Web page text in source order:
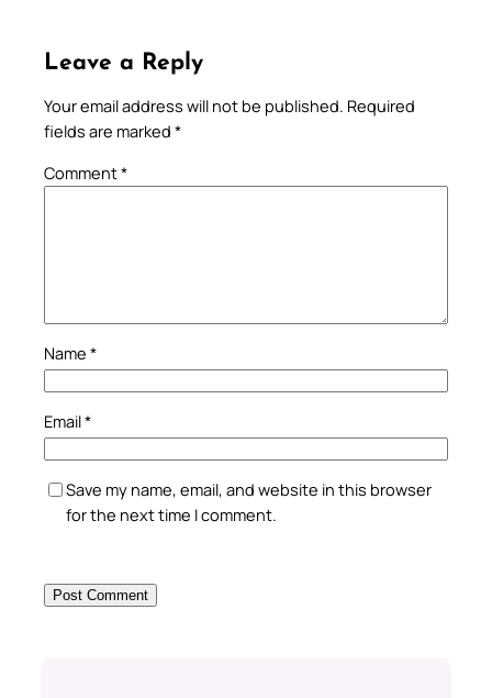
Leave a Reply
Your email address will not be published. Required
fields are marked *
Comment*
Name *
Email*
Save my name, email, and website in this browser
for the next time I comment.